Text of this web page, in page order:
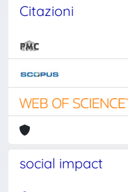
Citazioni
social impact